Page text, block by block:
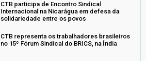
CTB participa de Encontro Sindical
Internacional na Nicarágua em defesa da
solidariedade entre os povos
CTB representa os trabalhadores brasileiros
no 15º Fórum Sindical do BRICS, na Índia